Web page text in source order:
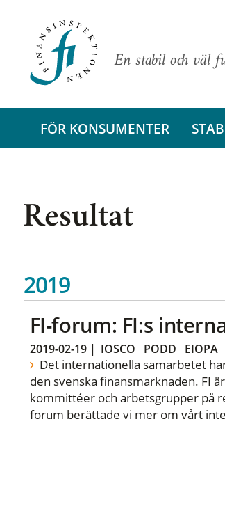
En stabil och väl
FÖR KONSUMENTER
Resultat
2019
FI-forum: FI:s
2019-02-19| IOSCO PODD EIOPA
Det internationella samarbetet
den svenska finansmarknaden. FI
kommittéer och arbetsgrupper på
forum berättade vi mer om vårt